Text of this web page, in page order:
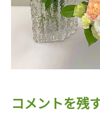
コメントを残